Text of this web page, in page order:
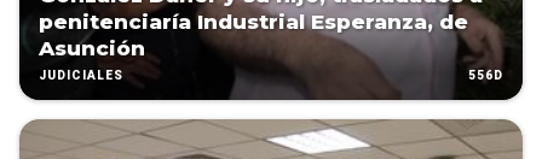
penitenciaría Industrial Esperanza, de
Asunción
JUDICIALES 556D